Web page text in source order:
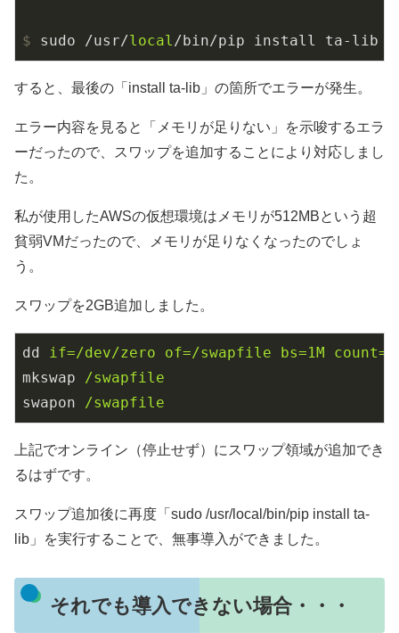
$ sudo /usr/local /bin/pip install ta-lib
すると、最後の「install ta-lib」の箇所でエラーが発生。
エラー内容を見ると「メモリが足りない」を示唆するエラ
ーだったので、スワップを追加することにより対応しまし
た。
私が使用したAWSの仮想環境はメモリが512MBという超
貧弱VMだったので、メモリが足りなくなったのでしょ
う。
スワップを2GB追加しました。
dd
if=/dev/zero of=/swapfile bs=1M
mkswap
/swapfile
swapon
/swapfile
上記でオンライン（停止せず）にスワップ領域が追加でき
るはずです。
スワップ追加後に再度「sudo /usr/local/bin/pip install ta-
lib」を実行することで、無事導入ができました。
それでも導入できない場合・・・